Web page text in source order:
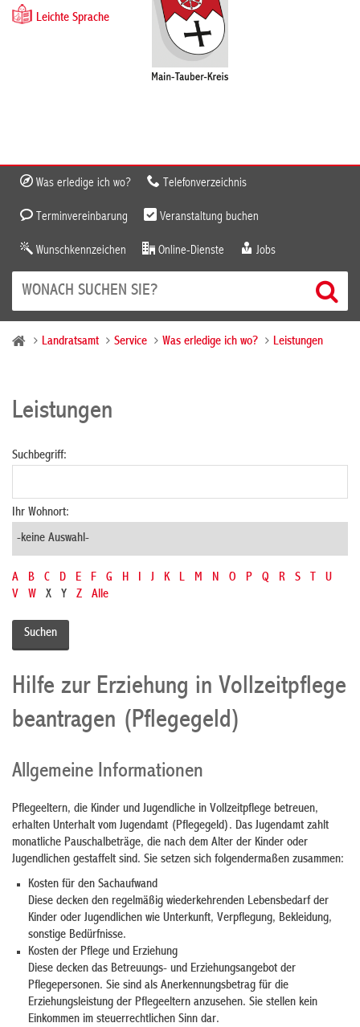
Leichte Sprache
Was erledige ich wo? Telefonverzeichnis
Terminvereinbarung Veranstaltung buchen
Wunschkennzeichen Online-Dienste Jobs
Landratsamt Service Was erledige ich wo? Leistungen
Leistungen
Suchbegriff:
Ihr Wohnort:
A B C D E F G H I J K L M N O P Q R S T
U
V
W X Y Z Alle
Hilfe zur Erziehung in Vollzeitpflege
beantragen (Pflegegeld)
Allgemeine Informationen
Pflegeeltern, die Kinder und Jugendliche in Vollzeitpflege betreuen,
erhalten Unterhalt vom Jugendamt (Pflegegeld). Das Jugendamt zahlt
monatliche Pauschalbeträge, die nach dem Alter der Kinder oder
Jugendlichen gestaffelt sind. Sie setzen sich folgendermaßen zusammen:
Kosten für den Sachaufwand
Diese decken den regelmäßig wiederkehrenden Lebensbedarf der
Kinder oder Jugendlichen wie Unterkunft, Verpflegung, Bekleidung,
sonstige Bedürfnisse.
Kosten der Pflege und Erziehung
Diese decken das Betreuungs- und Erziehungsangebot der
Pflegepersonen. Sie sind als Anerkennungsbetrag für die
Erziehungsleistung der Pflegeeltern anzusehen. Sie stellen kein
Einkommen im steuerrechtlichen Sinn dar.